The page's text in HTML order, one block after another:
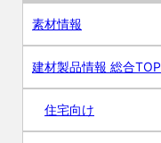
素材情報
建材製品情報 総合TOP
住宅向け